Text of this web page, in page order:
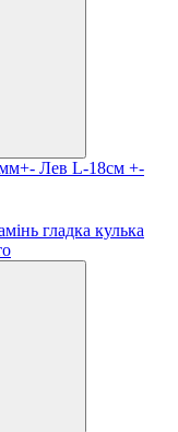
Лев L-18см +-